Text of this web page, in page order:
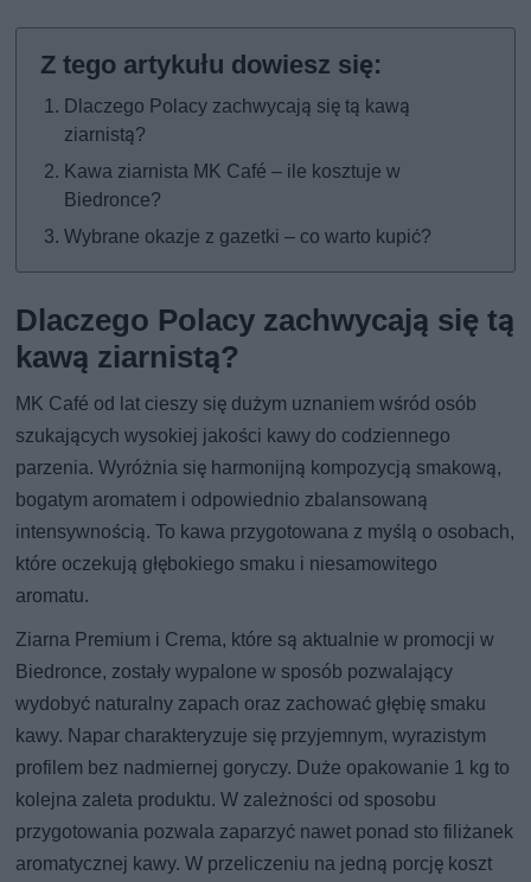
Dlaczego Polacy zachwycają się tą kawą
ziarnistą?
Kawa ziarnista MK Café – ile kosztuje w
Biedronce?
Wybrane okazje z gazetki – co warto kupić?
Dlaczego Polacy zachwycają się tą
kawą ziarnistą?
MK Café od lat cieszy się dużym uznaniem wśród osób
szukających wysokiej jakości kawy do codziennego
parzenia. Wyróżnia się harmonijną kompozycją smakową,
bogatym aromatem i odpowiednio zbalansowaną
intensywnością. To kawa przygotowana z myślą o osobach,
które oczekują głębokiego smaku i niesamowitego
aromatu.
Ziarna Premium i Crema, które są aktualnie w promocji w
Biedronce, zostały wypalone w sposób pozwalający
wydobyć naturalny zapach oraz zachować głębię smaku
kawy. Napar charakteryzuje się przyjemnym, wyrazistym
profilem bez nadmiernej goryczy. Duże opakowanie 1 kg to
kolejna zaleta produktu. W zależności od sposobu
przygotowania pozwala zaparzyć nawet ponad sto filiżanek
aromatycznej kawy. W przeliczeniu na jedną porcję koszt